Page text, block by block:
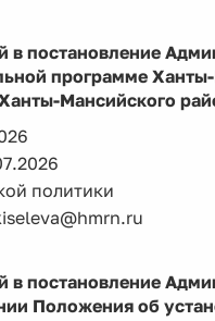
в постановление
программе
Мансийского
политики
в постановление
Положения об